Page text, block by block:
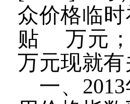
众价格临
贴
万元
万元现就
一、 2013